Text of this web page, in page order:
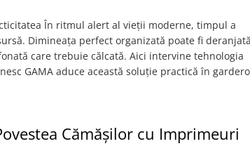
În ritmul alert al vieții moderne, timpul a
Dimineața perfect organizată poate fi
care trebuie călcată. Aici intervine tehnologia
GAMA aduce această soluție practică în
Cămășilor cu Imprimeuri